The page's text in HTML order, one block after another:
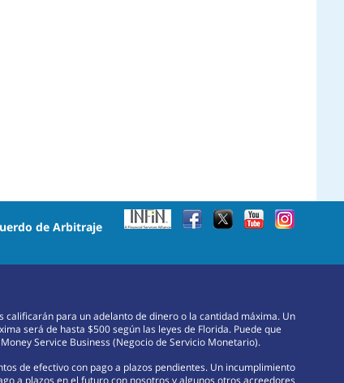
de Arbitraje
para un adelanto de dinero o la cantidad máxima. Un
será de hasta $500 según las leyes de Florida. Puede que
Service Business (Negocio de Servicio Monetario).
de efectivo con pago a plazos pendientes. Un incumplimiento
a plazos en el futuro con nosotros y algunos otros acreedores